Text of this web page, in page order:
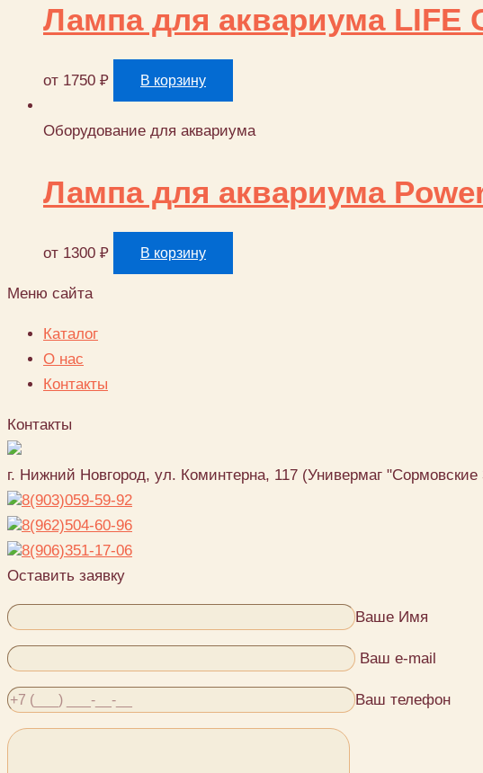
Лампа для аквариума LIFE
от 1750 ₽ В корзину
Оборудование для аквариума
Лампа для аквариума
от 1300 ₽ В корзину
Меню сайта
Каталог
О нас
Контакты
Контакты
г. Нижний Новгород, ул. Коминтерна, 117 (Универмаг
8(903)059-59-92
8(962)504-60-96
8(906)351-17-06
Оставить заявку
Ваше Имя
Ваш e-mail
Ваш телефон